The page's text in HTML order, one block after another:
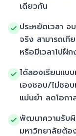
เดียวกัน
ประหยัดเวลา จ
จริง สามารถเที
หรือมีเวลาไปฝึ
ได้ลองเรียนแบ
เองชอบ/ไม่ชอ
แม่นยำ ลดโอกา
พัฒนาความรับผิ
มหาวิทยาลัยต้อ